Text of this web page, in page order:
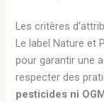
Les critères
Le label Nature et
pour garantir une
respecter des
pesticides ni